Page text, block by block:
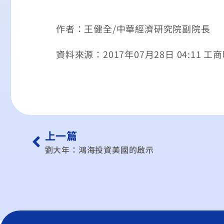
作者：王健全/中華經濟研究院副院長
資料來源：2017年07月28日 04:11 工
上一篇
劉大年：鴻海投資美國的啟示